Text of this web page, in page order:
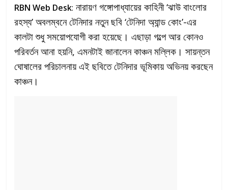
RBN Web Desk: নারায়ণ গঙ্গোপাধ্যায়ের কাহিনী ‘ঝাউ বাংলোর
রহস্য’ অবলম্বনে টেনিদার নতুন ছবি ‘টেনিদা অ্যান্ড কোং’-এর
কালটা শুধু সময়োপযোগী করা হয়েছে। এছাড়া গল্পে আর কোনও
পরিবর্তন আনা হয়নি, এমনটাই জানালেন কাঞ্চন মল্লিক। সায়ন্তন
ঘোষালের পরিচালনায় এই ছবিতে টেনিদার ভূমিকায় অভিনয় করছেন
কাঞ্চন।